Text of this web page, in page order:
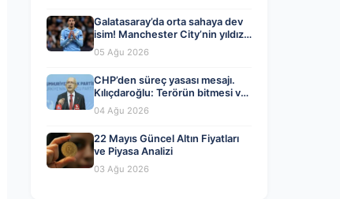
Galatasaray’da orta sahaya dev
isim! Manchester City’nin yıldızı
Tijjani Reijnders
05 Ağu 2026
CHP’den süreç yasası mesajı.
Kılıçdaroğlu: Terörün bitmesi ve
üniter devlet kırmızı çizgimiz
04 Ağu 2026
22 Mayıs Güncel Altın Fiyatları
ve Piyasa Analizi
03 Ağu 2026